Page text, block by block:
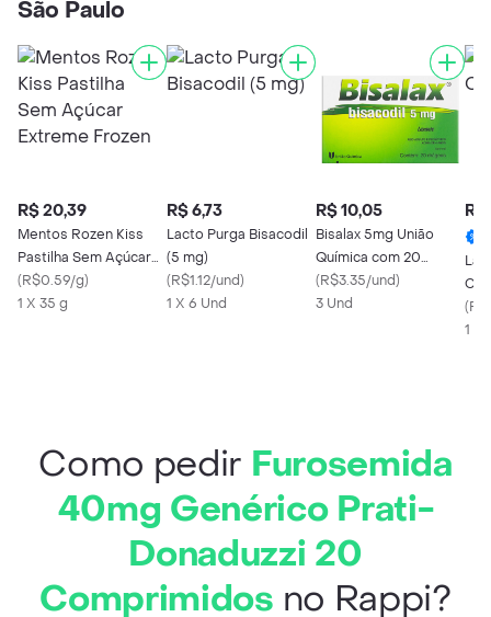
São Paulo
R$ 20,39
Mentos Rozen Kiss
Pastilha Sem Açúcar
Extreme Frozen
(R$0.59/g)
1 X 35 g
R$ 6,73
Lacto Purga Bisacodil
(5 mg)
(R$1.12/und)
1 X 6 Und
R$ 10,05
Bisalax 5mg União
Química com 20
Drágeas
(R$3.35/und)
3 Und
R$
(
1 X
Como pedir Furosemida
40mg Genérico Prati-
Donaduzzi 20
Comprimidos no Rappi?